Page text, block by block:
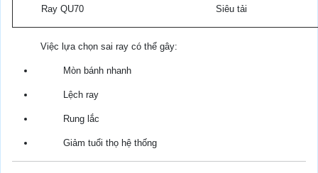
Ray QU70 Siêu tải
Việc lựa chọn sai ray có thể gây:
Mòn bánh nhanh
Lệch ray
Rung lắc
Giảm tuổi thọ hệ thống